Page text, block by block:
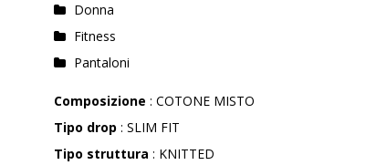
Donna
Fitness
Pantaloni
Composizione : COTONE MISTO
Tipo drop : SLIM FIT
Tipo struttura : KNITTED